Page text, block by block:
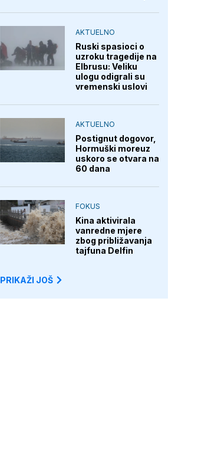
AKTUELNO
Ruski spasioci o
uzroku tragedije na
Elbrusu: Veliku
ulogu odigrali su
vremenski uslovi
AKTUELNO
Postignut dogovor,
Hormuški moreuz
uskoro se otvara na
60 dana
FOKUS
Kina aktivirala
vanredne mjere
zbog približavanja
tajfuna Delfin
PRIKAŽI JOŠ